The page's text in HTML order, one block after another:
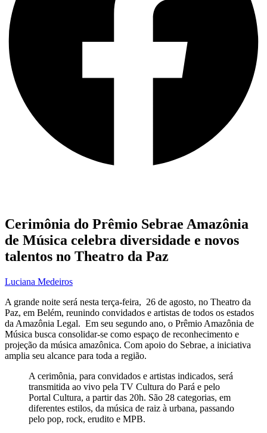
Cerimônia do Prêmio Sebrae Amazônia
de Música celebra diversidade e novos
talentos no Theatro da Paz
Luciana Medeiros
A grande noite será nesta terça-feira, 26 de agosto, no Theatro da
Paz, em Belém, reunindo convidados e artistas de todos os estados
da Amazônia Legal. Em seu segundo ano, o Prêmio Amazônia de
Música busca consolidar-se como espaço de reconhecimento e
projeção da música amazônica. Com apoio do Sebrae, a iniciativa
amplia seu alcance para toda a região.
A cerimônia, para convidados e artistas indicados, será
transmitida ao vivo pela TV Cultura do Pará e pelo
Portal Cultura, a partir das 20h. São 28 categorias, em
diferentes estilos, da música de raiz à urbana, passando
pelo pop, rock, erudito e MPB.